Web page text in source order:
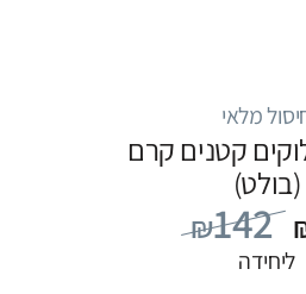
מלאי
קטנים קרם
(בולט)
₪142
ליחידה